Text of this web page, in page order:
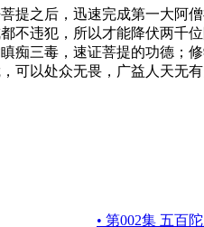
之后，迅速完成第一大阿
违犯，所以才能降伏两千
三毒，速证菩提的功德；
以处众无畏，广益人天无
• 第002集 五百